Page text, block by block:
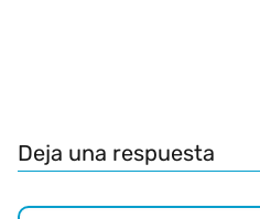
Deja una respuesta